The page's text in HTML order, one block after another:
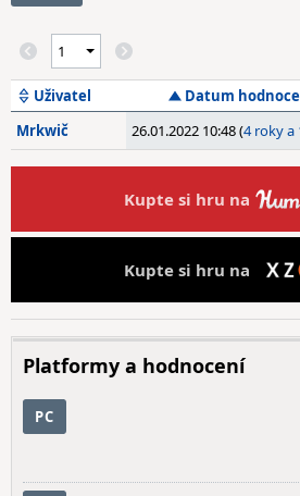
Uživatel Datum
Mrkwič
26.01.2022 10:48 (4 roky a
Kupte si hru na
Kupte si hru na
Platformy a hodnocení
PC